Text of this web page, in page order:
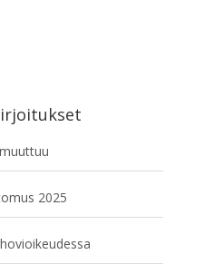
2025